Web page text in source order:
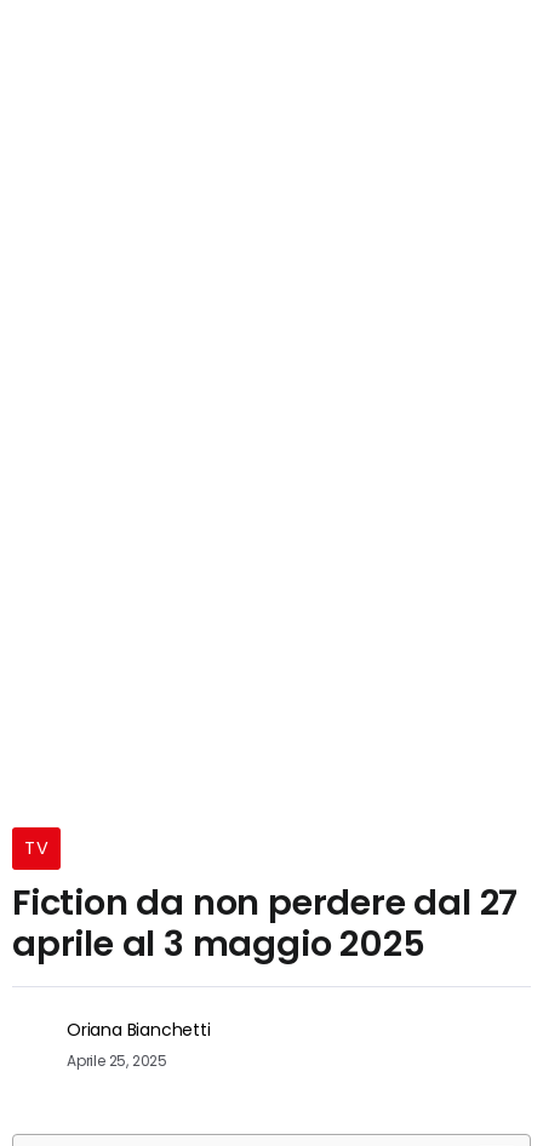
TV
Fiction da non perdere dal 27
aprile al 3 maggio 2025
Oriana Bianchetti
Aprile 25, 2025